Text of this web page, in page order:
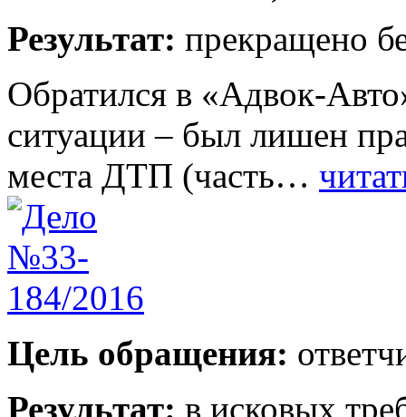
Результат: прекращено
Обратился в «Адвок-
ситуации – был лишен
места ДТП (часть…
Цель обращения:
Результат: в исковых